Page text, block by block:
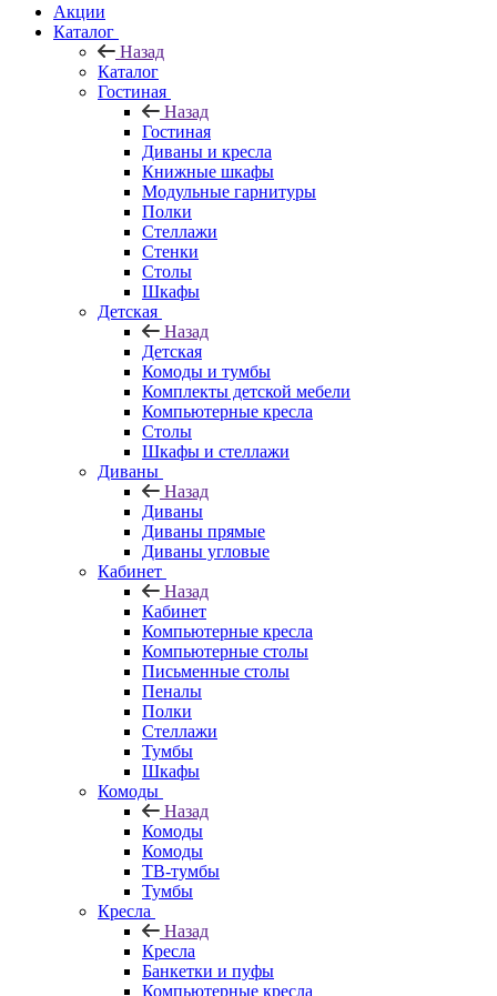
Акции
Каталог
Назад
Каталог
Гостиная
Назад
Гостиная
Диваны и кресла
Книжные шкафы
Модульные гарнитуры
Полки
Стеллажи
Стенки
Столы
Шкафы
Детская
Назад
Детская
Комоды и тумбы
Комплекты детской мебели
Компьютерные кресла
Столы
Шкафы и стеллажи
Диваны
Назад
Диваны
Диваны прямые
Диваны угловые
Кабинет
Назад
Кабинет
Компьютерные кресла
Компьютерные столы
Письменные столы
Пеналы
Полки
Стеллажи
Тумбы
Шкафы
Комоды
Назад
Комоды
Комоды
ТВ-тумбы
Тумбы
Кресла
Назад
Кресла
Банкетки и пуфы
Компьютерные кресла